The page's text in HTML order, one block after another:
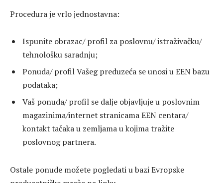
Procedura je vrlo jednostavna:
Ispunite obrazac/ profil za poslovnu/ istraživačku/
tehnološku saradnju;
Ponuda/ profil Vašeg preduzeća se unosi u EEN bazu
podataka;
Vaš ponuda/ profil se dalje objavljuje u poslovnim
magazinima/internet stranicama EEN centara/
kontakt tačaka u zemljama u kojima tražite
poslovnog partnera.
Ostale ponude možete pogledati u bazi Evropske